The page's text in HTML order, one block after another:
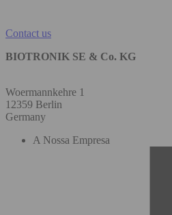
Contact us
BIOTRONIK SE & Co. KG
Woermannkehre 1
12359 Berlin
Germany
A Nossa Empresa